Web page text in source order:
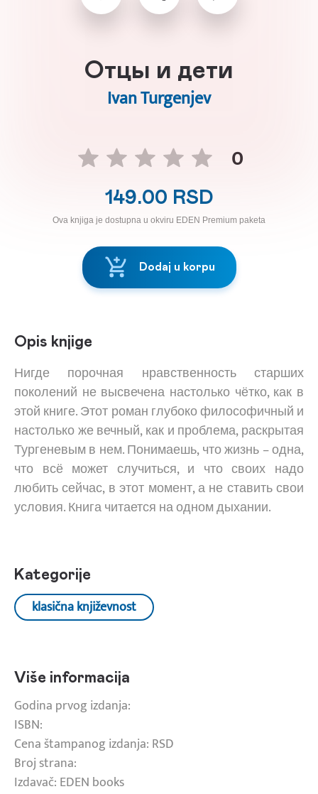
Отцы и дети
Ivan Turgenjev
0
149.00 RSD
Ova knjiga je dostupna u okviru EDEN Premium paketa
Dodaj u korpu
Opis knjige
Нигде порочная нравственность старших
поколений не высвечена настолько чётко, как в
этой книге. Этот роман глубоко философичный и
настолько же вечный, как и проблема, раскрытая
Тургеневым в нем. Понимаешь, что жизнь – одна,
что всё может случиться, и что своих надо
любить сейчас, в этот момент, а не ставить свои
условия. Книга читается на одном дыхании.
Kategorije
klasična književnost
Više informacija
Godina prvog izdanja:
ISBN:
Cena štampanog izdanja: RSD
Broj strana:
Izdavač: EDEN books